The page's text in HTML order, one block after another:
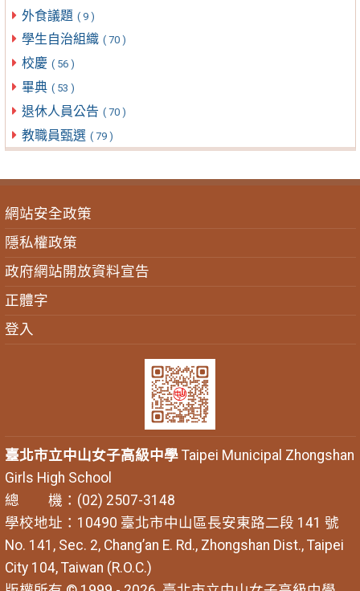
外食議題 ( 9 )
學生自治組織 ( 70 )
校慶 ( 56 )
畢典 ( 53 )
退休人員公告 ( 70 )
教職員甄選 ( 79 )
網站安全政策
隱私權政策
政府網站開放資料宣告
正體字
登入
臺北市立中山女子高級中學Taipei Municipal Zhongshan
Girls High School
總 機：(02) 2507-3148
學校地址：10490 臺北市中山區長安東路二段 141 號
No. 141, Sec. 2, Chang’an E. Rd., Zhongshan Dist., Taipei
City 104, Taiwan (R.O.C.)